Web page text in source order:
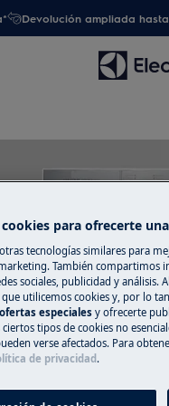
Devolución ampliada
Apoyo
para ofrecerte
tecnologías similares para
También compartimos
sociales, publicidad y análisis.
utilicemos cookies y, por lo
ofertas especiales y ofrecerte
tipos de cookies no
verse afectados. Para
de privacidad.